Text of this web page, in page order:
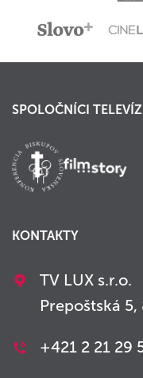
SPOLOČNÍCI
KONTAKTY
TV LUX s.r.o.
Prepoštská
+421 2 21 29